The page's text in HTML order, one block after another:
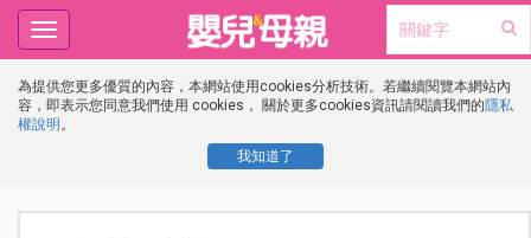
為提供您更多優質的內容，本網站使用cookies分析技術。若繼續閱覽本網站內
容，即表示您同意我們使用 cookies， 關於更多cookies資訊請閱讀我們的隱私
權說明 。
我知道了
Toggle
navigation